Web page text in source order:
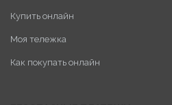
Купить онлайн
Моя тележка
Как покупать онлайн